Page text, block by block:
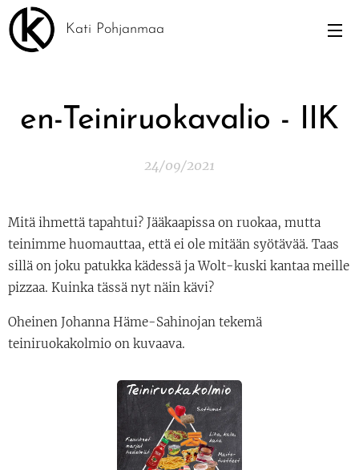
Kati Pohjanmaa
en-Teiniruokavalio - IIK
24/09/2021
Mitä ihmettä tapahtui? Jääkaapissa on ruokaa, mutta
teinimme huomauttaa, että ei ole mitään syötävää. Taas
sillä on joku patukka kädessä ja Wolt-kuski kantaa meille
pizzaa. Kuinka tässä nyt näin kävi?
Oheinen Johanna Häme-Sahinojan tekemä
teiniruokakolmio on kuvaava.